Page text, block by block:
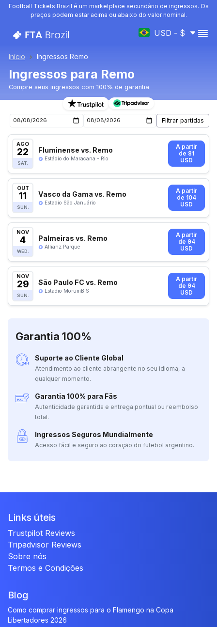
Football Tickets Brazil é um marketplace secundário de ingressos. Os
preços podem estar acima ou abaixo do valor nominal.
USD - $
Início Ingressos Remo
Ingressos para Remo
Compre seus ingressos com 100% de garantia
Ingressos para o próximo jogo de Remo
AGO
22
SAT.
Fluminense vs. Remo
Estádio do Maracana - Rio
A partir
de 81
USD
OUT
11
SUN.
Vasco da Gama vs. Remo
Estadio São Januário
A partir
de 104
USD
NOV
4
WED.
Palmeiras vs. Remo
Allianz Parque
A partir
de 94
USD
NOV
29
SUN.
São Paulo FC vs. Remo
Estadio MorumBIS
A partir
de 94
USD
Garantia 100%
Suporte ao Cliente Global
Atendimento ao cliente abrangente no seu idioma, a
qualquer momento.
Garantia 100% para Fãs
Autenticidade garantida e entrega pontual ou reembolso
total.
Ingressos Seguros Mundialmente
Acesso fácil e seguro ao coração do futebol argentino.
Links úteis
Trustpilot Reviews
Tripadvisor Reviews
Sobre nós
Termos e Condições
Blog
Como comprar ingressos para o Flamengo na Copa
Libertadores 2026